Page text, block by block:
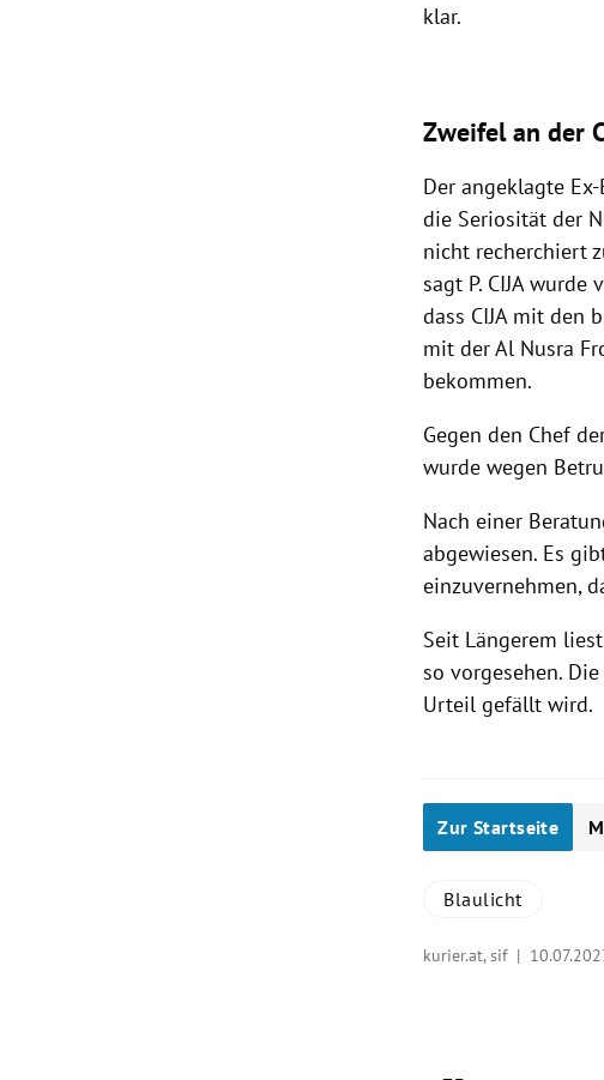
klar.
Zweifel an der
Der angeklagte
die Seriosität der
nicht recherchiert
sagt P. CIJA
dass CIJA mit den
mit der Al Nusra
bekommen.
Gegen den Chef
wurde wegen
Nach einer
abgewiesen. Es
einzuvernehmen,
Seit Längerem
so vorgesehen.
Urteil gefällt wird.
Zur Startseite
Blaulicht
kurier.at, sif |